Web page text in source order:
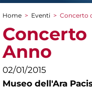
Tu sei qui
Home > Eventi > Concerto
Anno
02/01/2015
Museo dell'Ara